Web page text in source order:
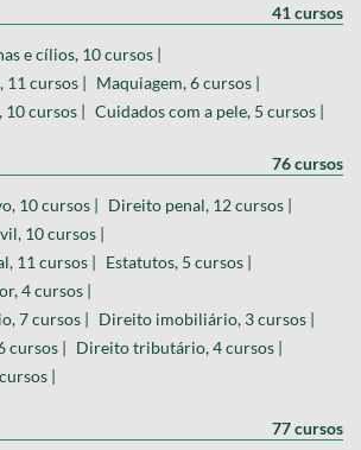
41 cursos
e cílios, 10 cursos |
11 cursos | Maquiagem, 6 cursos |
10 cursos | Cuidados com a pele, 5 cursos |
76 cursos
10 cursos | Direito penal, 12 cursos |
10 cursos |
11 cursos | Estatutos, 5 cursos |
4 cursos |
7 cursos | Direito imobiliário, 3 cursos |
cursos | Direito tributário, 4 cursos |
|
77 cursos